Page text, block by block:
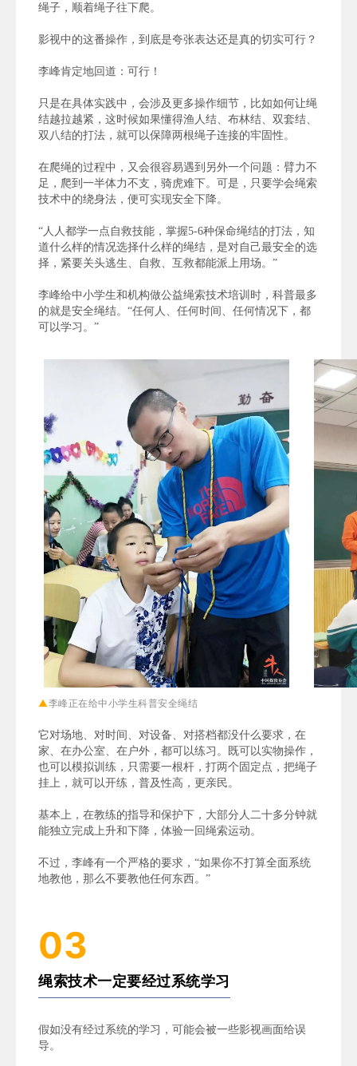
绳子，顺着绳子往下爬。
影视中的这番操作，到底是夸张表达还是真的切实可行？
李峰肯定地回道：可行！
只是在具体实践中，会涉及更多操作细节，比如如何让绳
结越拉越紧，这时候如果懂得渔人结、布林结、双套结、
双八结的打法，就可以保障两根绳子连接的牢固性。
在爬绳的过程中，又会很容易遇到另外一个问题：臂力不
足，爬到一半体力不支，骑虎难下。可是，只要学会绳索
技术中的绕身法，便可实现安全下降。
“人人都学一点自救技能，掌握5-6种保命绳结的打法，知
道什么样的情况选择什么样的绳结，是对自己最安全的选
择，紧要关头逃生、自救、互救都能派上用场。”
李峰给中小学生和机构做公益绳索技术培训时，科普最多
的就是安全绳结。“任何人、任何时间、任何情况下，都
可以学习。 ”
▲李峰正在给中小学生科普安全绳结
它对场地、对时间、对设备、对搭档都没什么要求，在
家、在办公室、在户外，都可以练习。既可以实物操作，
也可以模拟训练，只需要一根杆，打两个固定点，把绳子
挂上，就可以开练，普及性高，更亲民。
基本上，在教练的指导和保护下，大部分人二十多分钟就
能独立完成上升和下降，体验一回绳索运动。
不过， 李峰有一个严格的要求，“如果你不打算全面系统
地教他，那么不要教他任何东西。”
03
绳索技术一定要经过系统学习
假如没有经过系统的学习，可能会被一些影视画面给误
导。